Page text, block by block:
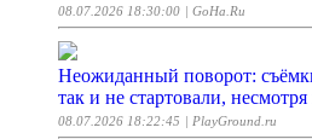
08.07.2026 18:30:00 | GoHa.Ru
Неожиданный поворот:
так и не стартовали,
08.07.2026 18:22:45 | PlayGround.ru